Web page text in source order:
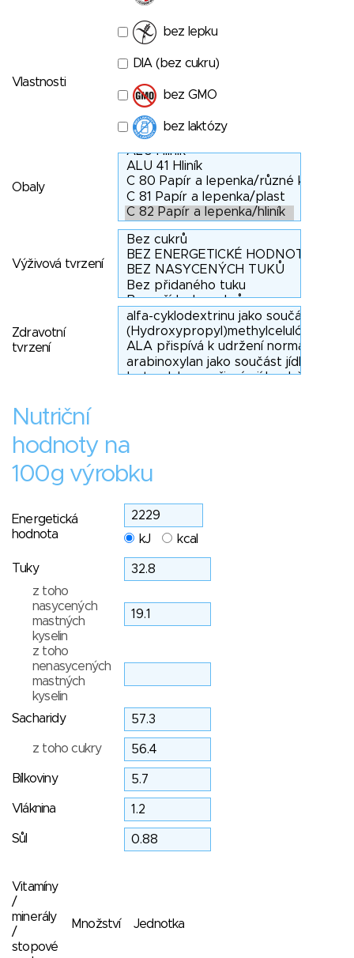
Vlastnosti
bez lepku
DIA (bez cukru)
bez GMO
bez laktózy
Obaly
Výživová tvrzení
Zdravotní
tvrzení
Nutriční
hodnoty na
100g výrobku
Energetická
hodnota
kJ kcal
Tuky
z toho
nasycených
mastných
kyselin
z toho
nenasycených
mastných
kyselin
Sacharidy
z toho cukry
Bílkoviny
Vláknina
Sůl
Vitamíny
/
minerály
/
stopové
Množství Jednotka